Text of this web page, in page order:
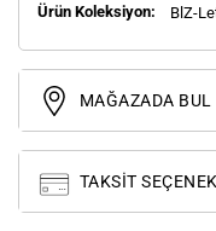
Ürün Koleksiyon:
BlZ-
MAĞAZADA BUL
TAKSIT